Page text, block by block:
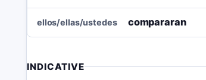
ellos/ellas/ustedes compararan
INDICATIVE